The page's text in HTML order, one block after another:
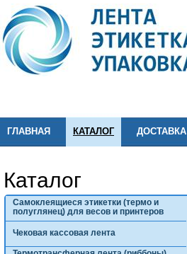
ГЛАВНАЯ КАТАЛОГ ДОСТАВКА
Каталог
Самоклеящиеся этикетки (термо и
полуглянец) для весов и принтеров
Чековая кассовая лента